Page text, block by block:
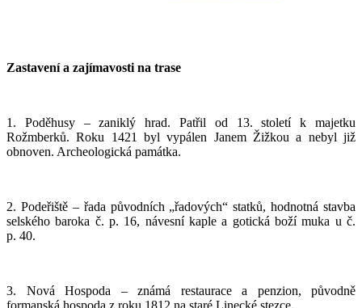
Zastavení a zajímavosti na trase
1. Poděhusy – zaniklý hrad. Patřil od 13. století k majetku
Rožmberků. Roku 1421 byl vypálen Janem Žižkou a nebyl již
obnoven. Archeologická památka.
2. Podeřiště – řada původních „řadových“ statků, hodnotná stavba
selského baroka č. p. 16, návesní kaple a gotická boží muka u č.
p. 40.
3. Nová Hospoda – známá restaurace a penzion, původně
formanská hospoda z roku 1812 na staré Linecké stezce.